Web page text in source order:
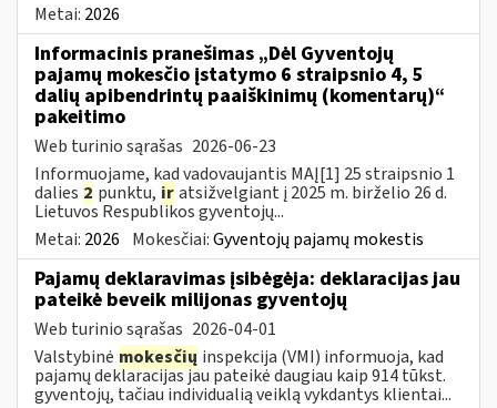
Metai: 2026
Informacinis pranešimas „Dėl Gyventojų
pajamų mokesčio įstatymo 6 straipsnio 4, 5
dalių apibendrintų paaiškinimų (komentarų)“
pakeitimo
Web turinio sąrašas 2026-06-23
Informuojame, kad vadovaujantis MAĮ[1] 25 straipsnio 1
dalies 2 punktu, iratsižvelgiant į 2025 m. birželio 26 d.
Lietuvos Respublikos gyventojų...
Metai: 2026 Mokesčiai:Gyventojų pajamų mokestis
Pajamų deklaravimas įsibėgėja: deklaracijas jau
pateikė beveik milijonas gyventojų
Web turinio sąrašas 2026-04-01
Valstybinė mokesčių inspekcija (VMI) informuoja, kad
pajamų deklaracijas jau pateikė daugiau kaip 914 tūkst.
gyventojų, tačiau individualią veiklą vykdantys klientai...